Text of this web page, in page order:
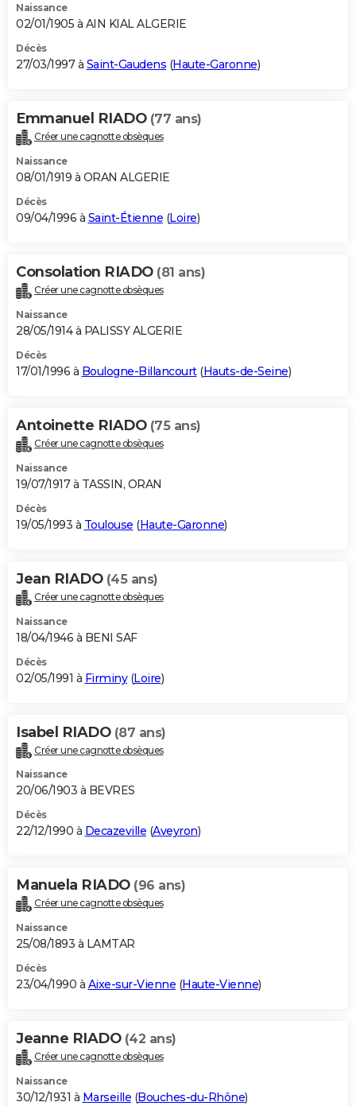
Naissance
02/01/1905 à AIN KIAL ALGERIE
Décès
27/03/1997 à Saint-Gaudens (Haute-Garonne)
Emmanuel RIADO (77 ans)
Créer une cagnotte obsèques
Naissance
08/01/1919 à ORAN ALGERIE
Décès
09/04/1996 à Saint-Étienne (Loire)
Consolation RIADO (81 ans)
Créer une cagnotte obsèques
Naissance
28/05/1914 à PALISSY ALGERIE
Décès
17/01/1996 à Boulogne-Billancourt(Hauts-de-Seine)
Antoinette RIADO (75 ans)
Créer une cagnotte obsèques
Naissance
19/07/1917 à TASSIN, ORAN
Décès
19/05/1993 à Toulouse (Haute-Garonne)
Jean RIADO (45 ans)
Créer une cagnotte obsèques
Naissance
18/04/1946 à BENI SAF
Décès
02/05/1991 à Firminy(Loire)
Isabel RIADO (87 ans)
Créer une cagnotte obsèques
Naissance
20/06/1903 à BEVRES
Décès
22/12/1990 à Decazeville (Aveyron)
Manuela RIADO (96 ans)
Créer une cagnotte obsèques
Naissance
25/08/1893 à LAMTAR
Décès
23/04/1990 à Aixe-sur-Vienne (Haute-Vienne)
Jeanne RIADO (42 ans)
Créer une cagnotte obsèques
Naissance
30/12/1931 à Marseille (Bouches-du-Rhône)